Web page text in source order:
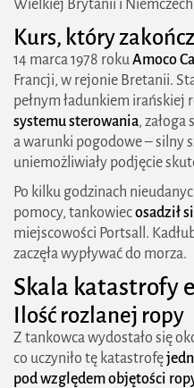
Wielkiej Brytanii i
Kurs, który
14 marca 1978 rokuAmoco
Francji, w rejonie Bretanii.
pełnym ładunkiem irańskiej
systemu sterowania,
a warunki pogodowe – silny
uniemożliwiały podjęcie
Po kilku godzinach
pomocy, tankowiecosadził
miejscowości Portsall.
zaczęła wypływać do morza.
Skala katastrofy
Ilość rozlanej ropy
Z tankowca wydostało się
co uczyniło tę katastrofę
pod względem objętości